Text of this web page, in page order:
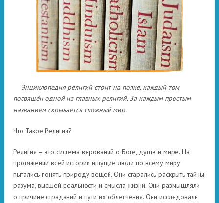
Энциклопедия религий стоит на полке, каждый том
посвящён одной из главных религий. За каждым простым
названием скрывается сложный мир.
Что Такое Религия?
Религия – это система верований о Боге, душе и мире. На
протяжении всей истории ищущие люди по всему миру
пытались понять природу вещей. Они старались раскрыть тайны
разума, высшей реальности и смысла жизни. Они размышляли
о причине страданий и пути их облегчения. Они исследовали